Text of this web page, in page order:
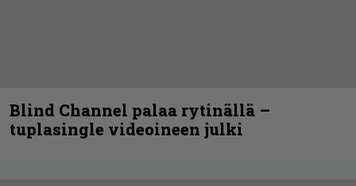
Blind Channel palaa rytinällä –
tuplasingle videoineen julki